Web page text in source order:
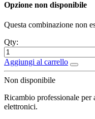
Opzione non disponibile
Questa combinazione non
Qty:
Aggiungi al carrello
Non disponibile
Ricambio professionale per
elettronici.